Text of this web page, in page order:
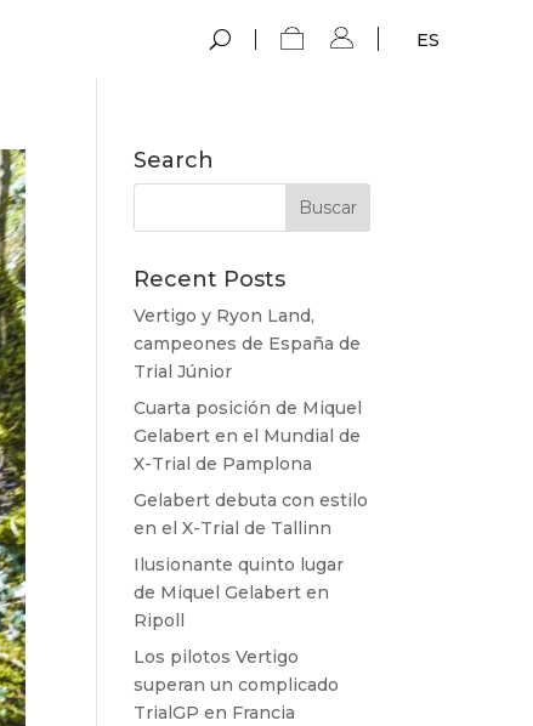
ES
Search
Recent Posts
Vertigo y Ryon Land,
campeones de España de
Trial Júnior
Cuarta posición de Miquel
Gelabert en el Mundial de
X-Trial de Pamplona
Gelabert debuta con estilo
en el X-Trial de Tallinn
Ilusionante quinto lugar
de Miquel Gelabert en
Ripoll
Los pilotos Vertigo
superan un complicado
TrialGP en Francia